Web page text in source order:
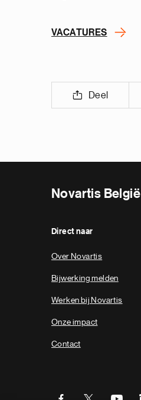
VACATURES
Deel
Novartis België
Direct naar
Over Novartis
Bijwerking melden
Werken bij Novartis
Onze impact
Contact